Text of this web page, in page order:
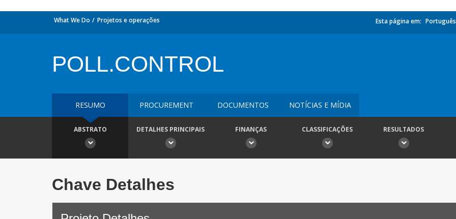
What We Do Projetos e operações Esta página em: Português
POLL.CONTROL
RESUMO PROCUREMENT DOCUMENTOS NOTÍCIAS E MÍDIA
ABSTRATO DETALHES PRINCIPAIS FINANÇAS CLASSIFICAÇÕES RESULTADOS
Chave Detalhes